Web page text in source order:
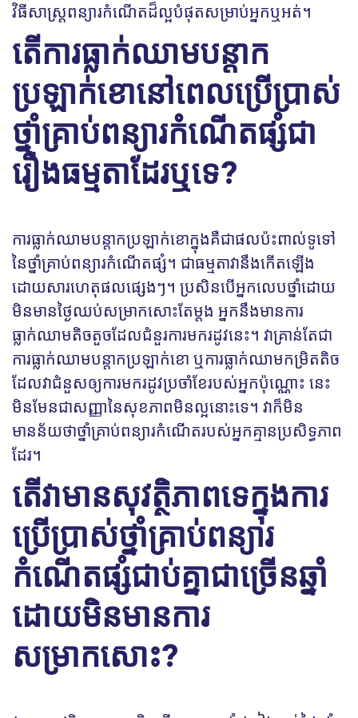
វិធីសាស្រ្តពន្យារកំណើតដ៏ល្អបំផុតសម្រាប់អ្នកឬអត់។
តើការធ្លាក់ឈាមបន្តាក
ប្រឡាក់ខោនៅពេលប្រើប្រាស់
ថ្នាំគ្រាប់ពន្យារកំណើតផ្សំជា
រឿងធម្មតាដែរឬទេ?
ការធ្លាក់ឈាមបន្តាកប្រឡាក់ខោក្នុងគឺជាផលប៉ះពាល់ទូទៅ
នៃថ្នាំគ្រាប់ពន្យារកំណើតផ្សំ។ ជាធម្មតាវានឹងកើតឡើង
ដោយសារហេតុផលផ្សេងៗ។ ប្រសិនបើអ្នកលេបថ្នាំដោយ
មិនមានថ្ងៃឈប់សម្រាកសោះតែម្តង អ្នកនឹងមានការ
ធ្លាក់ឈាមតិចតួចដែលជំនួរការមករដូវនេះ។ វាគ្រាន់តែជា
ការធ្លាក់ឈាមបន្តាកប្រឡាក់ខោ ឬការធ្លាក់ឈាមកម្រិតតិច​
ដែលវាជំនួសឲ្យការមករដូវប្រចាំខែរបស់អ្នកប៉ុណ្ណោះ នេះ
មិនមែនជាសញ្ញានៃសុខភាពមិនល្អនោះទេ។ វាក៏មិន
មានន័យថាថ្នាំគ្រាប់ពន្យារកំណើតរបស់អ្នកគ្មានប្រសិទ្ធភាព
ដែរ។
តើវាមានសុវត្ថិភាពទេក្នុងការ
ប្រើប្រាស់ថ្នាំគ្រាប់ពន្យារ
កំណើតផ្សំជាប់គ្នាជាច្រើនឆ្នាំ
ដោយមិនមានការ
សម្រាកសោះ?